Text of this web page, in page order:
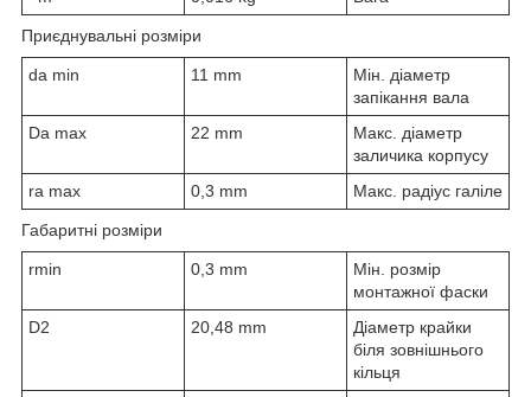
Приєднувальні розміри
da min 11 mm
Мін. діаметр
запікання вала
Da max 22 mm
Макс. діаметр
заличика корпусу
ra max 0,3 mm Макс. радіус галіле
Габаритні розміри
rmin 0,3 mm
Мін. розмір
монтажної фаски
D2 20,48 mm
Діаметр крайки
біля зовнішнього
кільця